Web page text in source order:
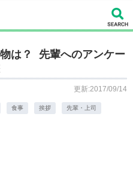
は？ 先輩へのアンケー
更新:2017/09/14
食事 挨拶 先輩・上司